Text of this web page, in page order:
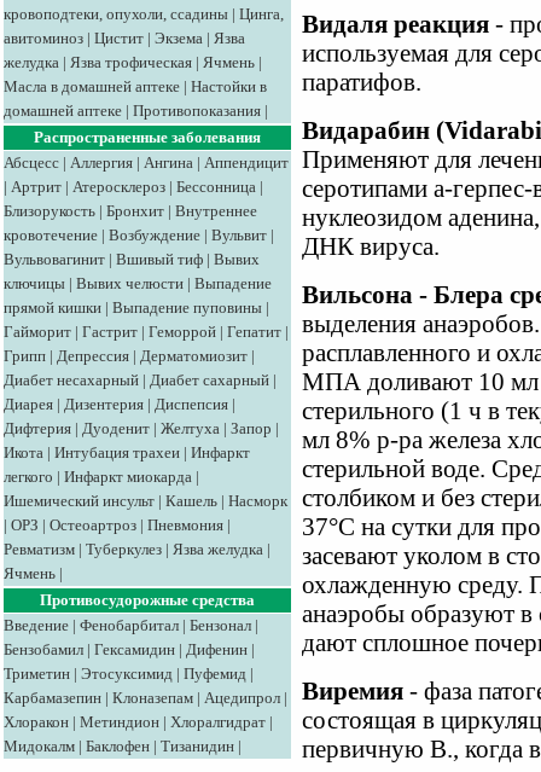
кровоподтеки, опухоли, ссадины | Цинга,
авитоминоз | Цистит | Экзема | Язва
желудка | Язва трофическая | Ячмень |
Масла в домашней аптеке | Настойки в
домашней аптеке | Противопоказания |
Распространенные заболевания
Абсцесс | Аллергия | Ангина | Аппендицит
| Артрит | Атеросклероз | Бессонница |
Близорукость | Бронхит | Внутреннее
кровотечение | Возбуждение | Вульвит |
Вульвовагинит | Вшивый тиф | Вывих
ключицы | Вывих челюсти | Выпадение
прямой кишки | Выпадение пуповины |
Гайморит | Гастрит | Геморрой | Гепатит |
Грипп | Депрессия | Дерматомиозит |
Диабет несахарный | Диабет сахарный |
Диарея | Дизентерия | Диспепсия |
Дифтерия | Дуоденит | Желтуха | Запор |
Икота | Интубация трахеи | Инфаркт
легкого | Инфаркт миокарда |
Ишемический инсульт | Кашель | Насморк
| ОРЗ | Остеоартроз | Пневмония |
Ревматизм | Туберкулез | Язва желудка |
Ячмень |
Противосудорожные средства
Введение | Фенобарбитал | Бензонал |
Бензобамил | Гексамидин | Дифенин |
Триметин | Этосуксимид | Пуфемид |
Карбамазепин | Клоназепам | Ацедипрол |
Хлоракон | Метиндион | Хлоралгидрат |
Мидокалм | Баклофен | Тизанидин |
Видаля реакция -
используемая для
паратифов.
Видарабин
Применяют для
серотипами а-
нуклеозидом
ДНК вируса.
Вильсона - Блера
выделения
расплавленного и
МПА доливают 10 мл
стерильного (1 ч в
мл 8% р-ра железа
стерильной воде.
столбиком и без
37°С на сутки для
засевают уколом в
охлажденную среду.
анаэробы образуют в
дают сплошное
Виремия - фаза
состоящая в
первичную В., когда